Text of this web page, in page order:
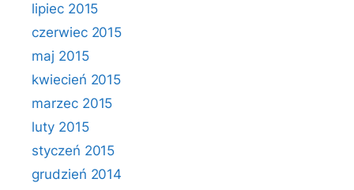
lipiec 2015
czerwiec 2015
maj 2015
kwiecień 2015
marzec 2015
luty 2015
styczeń 2015
grudzień 2014